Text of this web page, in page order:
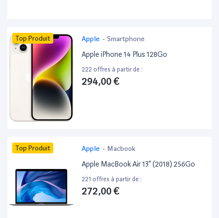
Top Produit Apple - Smartphone
Apple iPhone 14 Plus 128Go
222 offres à partir de :
294,00 €
Top Produit Apple - Macbook
Apple MacBook Air 13” (2018) 256Go
221 offres à partir de :
272,00 €